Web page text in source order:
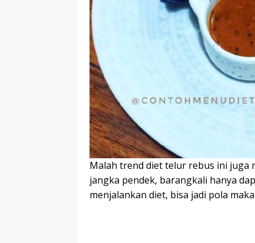
Malah trend diet telur rebus ini juga
jangka pendek, barangkali hanya
menjalankan diet, bisa jadi pola